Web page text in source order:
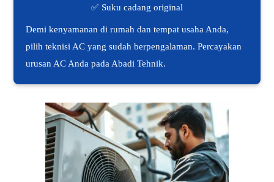
✅ Suku cadang original
Demi kenyamanan di rumah dan tempat usaha Anda,
pilih teknisi AC yang sudah berpengalaman. Percayakan
urusan AC Anda pada Abadi Tehnik.